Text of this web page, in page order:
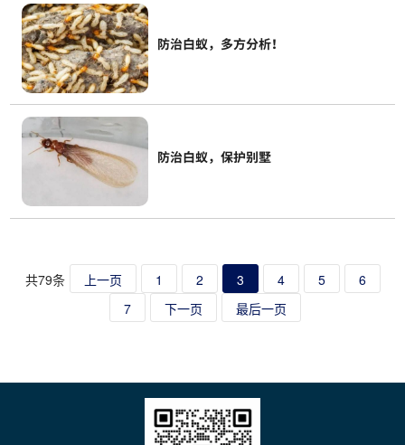
防治白蚁，多方分析！
防治白蚁，保护别墅
共79条 上一页 1 2 3 4 5
6
7
下一页 最后一页